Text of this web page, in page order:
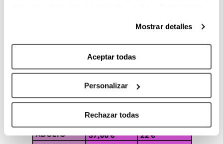
Mostrar detalles
Aceptar todas
Personalizar
Rechazar todas